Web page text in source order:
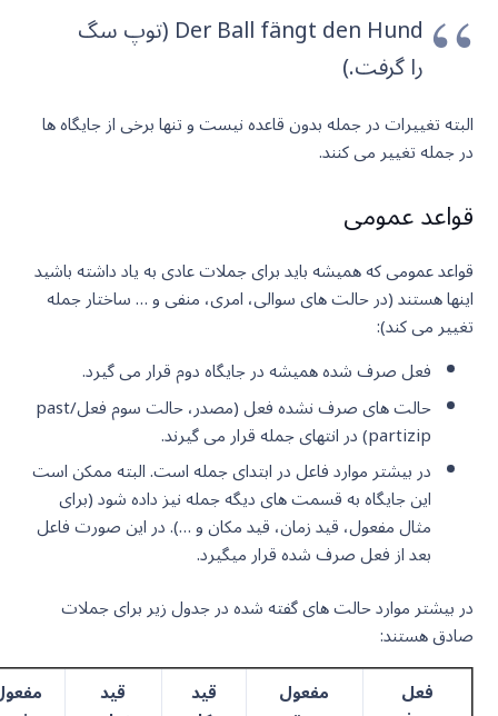
Der Ball fängt den Hund (توپ سگ
را گرفت.)
البته تغییرات در جمله بدون قاعده نیست و تنها برخی از جایگاه ها
در جمله تغییر می کنند.
قواعد عمومی
قواعد عمومی که همیشه باید برای جملات عادی به یاد داشته باشید
اینها هستند (در حالت های سوالی، امری، منفی و … ساختار جمله
تغییر می کند):
فعل صرف شده همیشه در جایگاه دوم قرار می گیرد.
حالت های صرف نشده فعل (مصدر، حالت سوم فعل/past
partizip) در انتهای جمله قرار می گیرند.
در بیشتر موارد فاعل در ابتدای جمله است. البته ممکن است
این جایگاه به قسمت های دیگه جمله نیز داده شود (برای
مثال مفعول، قید زمان، قید مکان و …). در این صورت فاعل
بعد از فعل صرف شده قرار میگیرد.
در بیشتر موارد حالت های گفته شده در جدول زیر برای جملات
صادق هستند:
قید قید مفعول فعل